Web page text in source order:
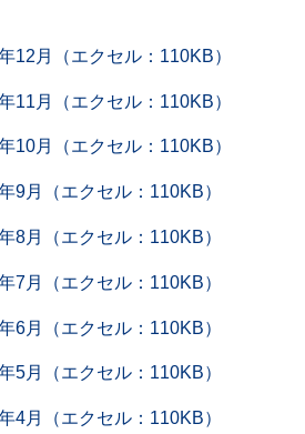
12月（エクセル：110KB）
11月（エクセル：110KB）
10月（エクセル：110KB）
9月（エクセル：110KB）
8月（エクセル：110KB）
7月（エクセル：110KB）
6月（エクセル：110KB）
5月（エクセル：110KB）
4月（エクセル：110KB）